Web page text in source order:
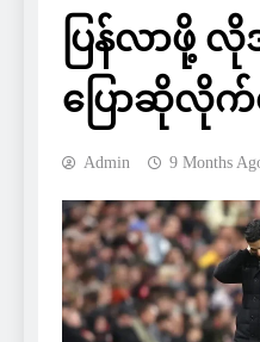
ပြန်လာဖို့
ပြောဆိုလို
Admin 9 Months